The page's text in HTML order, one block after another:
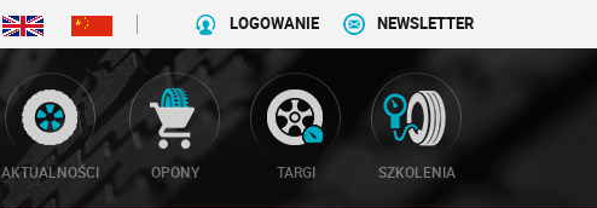
NEWSLETTER
LOGOWANIE
AKTUALNOŚCI OPONY TARGI SZKOLENIA